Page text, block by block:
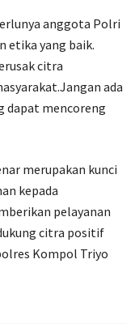
anggota Polri
etika yang baik.
citra
ada
dapat mencoreng
merupakan kunci
kepada
pelayanan
citra positif
Kompol Triyo